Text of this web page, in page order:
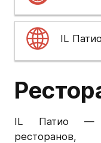
IL Патио —
IL Патио